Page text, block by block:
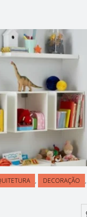
, DECORAÇÃO
,